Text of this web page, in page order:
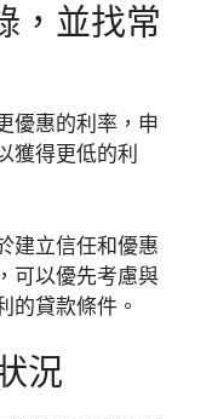
，並找常
優惠的利率，申
獲得更低的利
建立信任和優惠
可以優先考慮與
的貸款條件。
況